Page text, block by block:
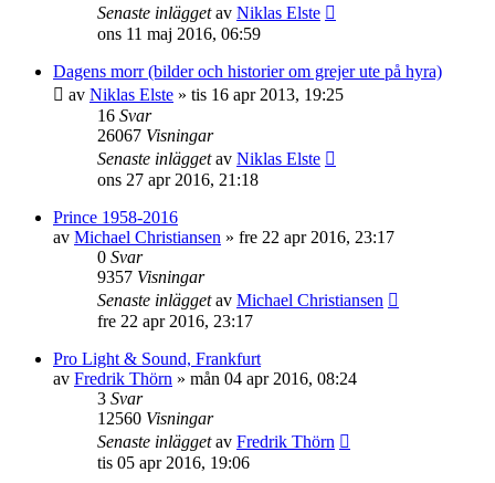
Senaste inläggetav Niklas Elste
ons 11 maj 2016, 06:59
Dagens morr (bilder och historier om grejer ute på hyra)
av Niklas Elste » tis 16 apr 2013, 19:25
16 Svar
26067 Visningar
Senaste inläggetav Niklas Elste
ons 27 apr 2016, 21:18
Prince 1958-2016
av Michael Christiansen » fre 22 apr 2016, 23:17
0 Svar
9357 Visningar
Senaste inläggetav Michael Christiansen
fre 22 apr 2016, 23:17
Pro Light & Sound, Frankfurt
av Fredrik Thörn » mån 04 apr 2016, 08:24
3 Svar
12560 Visningar
Senaste inläggetav Fredrik Thörn
tis 05 apr 2016, 19:06